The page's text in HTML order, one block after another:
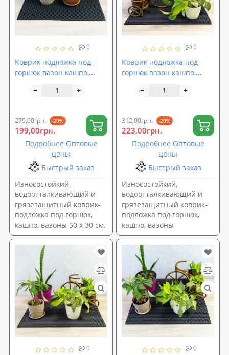
0
Коврик подложка под
горшок вазон кашпо,
грязезащитный OSPORT
279,00грн. -29%
199,00грн.
Подробнее Оптовые
цены
Быстрый заказ
Износостойкий,
водоотталкивающий и
грязезащитный коврик-
подложка под горшок,
кашпо, вазоны 50 х 30 см.
0
Коврик подложка под
горшок вазон кашпо,
грязезащитный OSPORT
312,00грн. -29%
223,00грн.
Подробнее Оптовые
цены
Быстрый заказ
Износостойкий,
водоотталкивающий и
грязезащитный коврик-
подложка под горшок,
кашпо, вазоны
0 0